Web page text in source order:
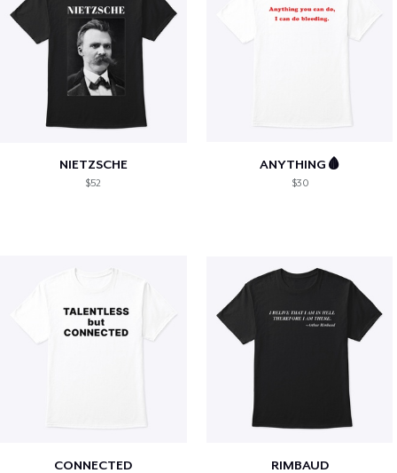
NIETZSCHE
$52
ANYTHING🩸
$30
CONNECTED RIMBAUD